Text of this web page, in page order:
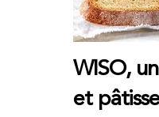
WISO,
et